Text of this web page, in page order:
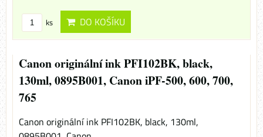
ks DO KOŠÍKU
Canon originální ink PFI102BK, black,
130ml, 0895B001, Canon iPF-500, 600, 700,
765
Canon originální ink PFI102BK, black, 130ml,